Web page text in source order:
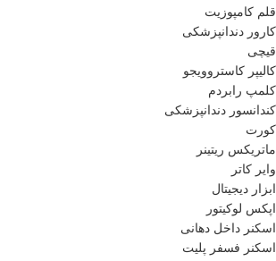
قلم کامپوزیت
کارور دندانپزشکی
قیچی
کالیپر کاستروویجو
کلمپ رابردم
کندانسور دندانپزشکی
کورت
ماتریکس ریتینر
وایر کاتر
ابزار دیجیتال
اپکس لوکیتور
اسکنر داخل دهانی
اسکنر فسفر پلیت